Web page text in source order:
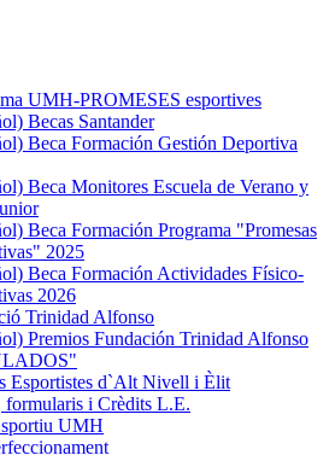
UMH-PROMESES esportives
Becas Santander
Beca Formación Gestión Deportiva
Beca Monitores Escuela de Verano y
Beca Formación Programa "Promesas
2025
Beca Formación Actividades Físico-
2026
Trinidad Alfonso
Premios Fundación Trinidad Alfonso
Esportistes d`Alt Nivell i Èlit
formularis i Crèdits L.E.
UMH